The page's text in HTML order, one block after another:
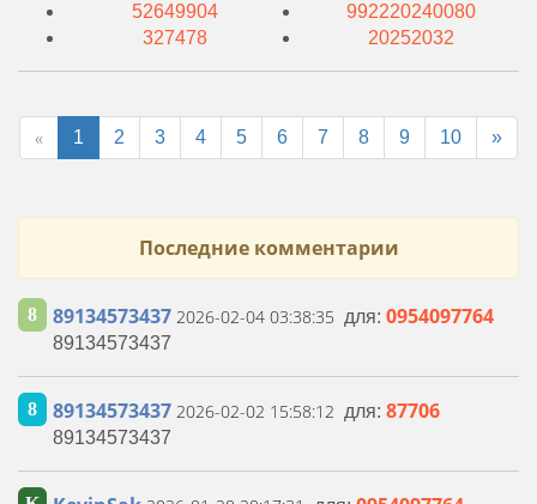
52649904
327478
992220240080
20252032
« 1 2 3 4 5 6 7 8 9 10 »
Последние комментарии
8 89134573437 2026-02-04 03:38:35 для: 0954097764
89134573437
8 89134573437 2026-02-02 15:58:12 для: 87706
89134573437